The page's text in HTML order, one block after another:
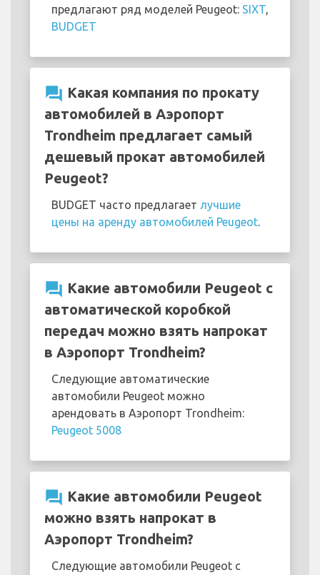
предлагают ряд моделей Peugeot: SIXT,
BUDGET
question_answer Какая компания по прокату
автомобилей в Аэропорт
Trondheim предлагает самый
дешевый прокат автомобилей
Peugeot?
BUDGET часто предлагает лучшие
цены на аренду автомобилей Peugeot.
question_answer Какие автомобили Peugeot с
автоматической коробкой
передач можно взять напрокат
в Аэропорт Trondheim?
Следующие автоматические
автомобили Peugeot можно
арендовать в Аэропорт Trondheim:
Peugeot 5008
question_answer Какие автомобили Peugeot
можно взять напрокат в
Аэропорт Trondheim?
Следующие автомобили Peugeot с